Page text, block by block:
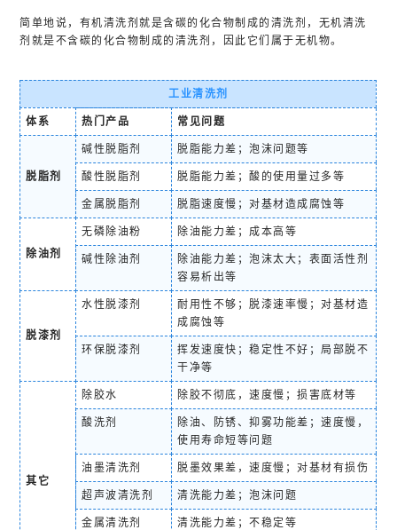
简单地说，有机清洗剂就是含碳的化合物制成的清洗剂，无机清洗
剂就是不含碳的化合物制成的清洗剂，因此它们属于无机物。
工业清洗剂
体系 热门产品 常见问题
脱脂剂
碱性脱脂剂 脱脂能力差；泡沫问题等
酸性脱脂剂 脱脂能力差；酸的使用量过多等
金属脱脂剂 脱脂速度慢；对基材造成腐蚀等
除油剂
无磷除油粉 除油能力差；成本高等
碱性除油剂
除油能力差；泡沫太大；表面活性剂
容易析出等
脱漆剂
水性脱漆剂
耐用性不够；脱漆速率慢；对基材造
成腐蚀等
环保脱漆剂
挥发速度快；稳定性不好；局部脱不
干净等
其它
除胶水 除胶不彻底，速度慢；损害底材等
酸洗剂
除油、防锈、抑雾功能差；速度慢，
使用寿命短等问题
油墨清洗剂 脱墨效果差，速度慢；对基材有损伤
超声波清洗剂 清洗能力差；泡沫问题
金属清洗剂 清洗能力差；不稳定等